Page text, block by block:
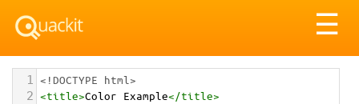
☰
1 <!DOCTYPE html>
2 <title>Color Example</title>